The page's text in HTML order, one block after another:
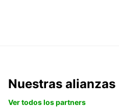
Nuestras alianzas
Ver todos los partners